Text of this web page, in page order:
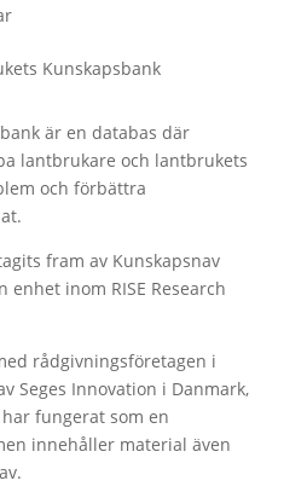
är en databas där
lantbrukare och lantbrukets
och förbättra
fram av Kunskapsnav
inom RISE Research
rådgivningsföretagen i
Seges Innovation i Danmark,
fungerat som en
innehåller material även